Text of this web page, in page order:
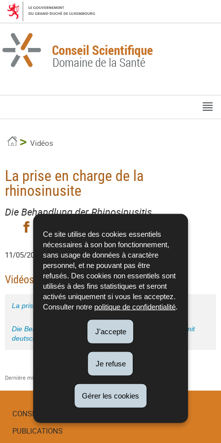
Ce site utilise des cookies essentiels
nécessaires à son bon fonctionnement,
sans usage de données à caractère
personnel, et ne pouvant pas être
refusés. Des cookies non essentiels sont
utilisés à des fins statistiques et seront
activés uniquement si vous les acceptez.
Consulter notre politique de confidentialité.
J'accepte
Je refuse
Gérer les cookies
Aller
la
navigation
Aller
contenu
AccueilVidéos
La prise en charge de la
rhinosinusite
Die Behandlung der Rhinosinusitis
11/05/2021• Antibiotherapies
Vidéos pour les professionnels de santé
La prise en charge de la rhinosinusite
Die Behandlung der Rhinosinusitis - Text in französisch mit
deutschen Untertiteln
Dernière mise à jour
Menu
CONSEIL SCIENTIFIQUE
PUBLICATIONS